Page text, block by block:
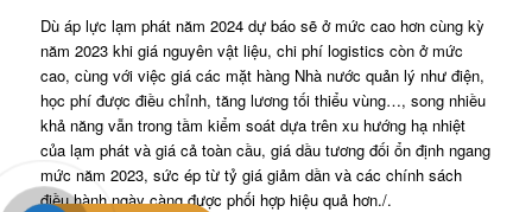
Dù áp lực lạm phát năm 2024 dự báo sẽ ở mức cao hơn cùng kỳ
năm 2023 khi giá nguyên vật liệu, chi phí logistics còn ở mức
cao, cùng với việc giá các mặt hàng Nhà nước quản lý như điện,
học phí được điều chỉnh, tăng lương tối thiểu vùng…, song nhiều
khả năng vẫn trong tầm kiểm soát dựa trên xu hướng hạ nhiệt
của lạm phát và giá cả toàn cầu, giá dầu tương đối ổn định ngang
mức năm 2023, sức ép từ tỷ giá giảm dần và các chính sách
điều hành ngày càng được phối hợp hiệu quả hơn./.